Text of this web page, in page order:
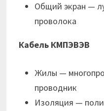
Общий экран —
проволока
Кабель КМПЭВЭВ
Жилы —
проводник
Изоляция —